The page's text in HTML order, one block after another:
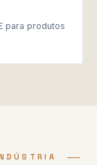
para produtos